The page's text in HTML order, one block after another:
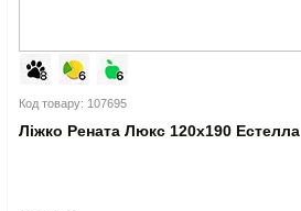
Код товару: 107695
Ліжко Рената Люкс 120x190 Естелла